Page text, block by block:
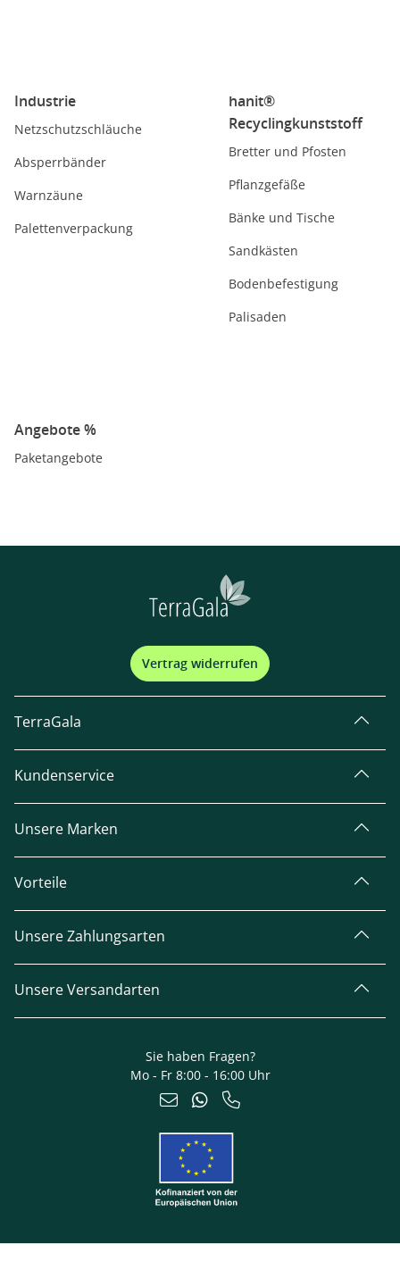
Industrie
Netzschutzschläuche
Absperrbänder
Warnzäune
Palettenverpackung
hanit®
Recyclingkunststoff
Bretter und Pfosten
Pflanzgefäße
Bänke und Tische
Sandkästen
Bodenbefestigung
Palisaden
Angebote %
Paketangebote
Vertrag widerrufen
TerraGala
Kundenservice
Unsere Marken
Vorteile
Unsere Zahlungsarten
Unsere Versandarten
Sie haben Fragen?
Mo - Fr 8:00 - 16:00 Uhr